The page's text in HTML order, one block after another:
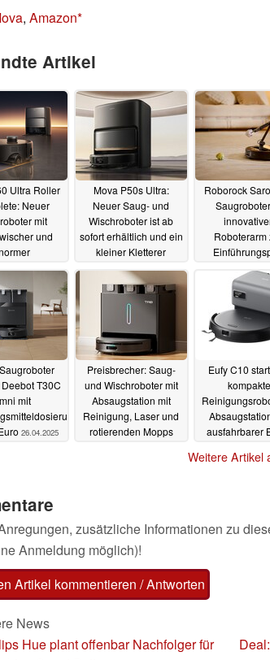
, Amazon
Artikel
Ultra Roller
Neuer
mit
und
Mova P50s Ultra:
Neuer Saug- und
Wischroboter ist ab
sofort erhältlich und ein
kleiner Kletterer
13.07.2025
Roborock
Roboterarm
T30C
mit
26.04.2025
Preisbrecher: Saug-
und Wischroboter mit
Absaugstation mit
Reinigung, Laser und
rotierenden Mopps
Eufy C10
ausfahrbarer
Weitere Artikel
zusätzliche Informationen zu
Anmeldung möglich)!
Artikel kommentieren / Antworten
News
Hue plant offenbar Nachfolger für